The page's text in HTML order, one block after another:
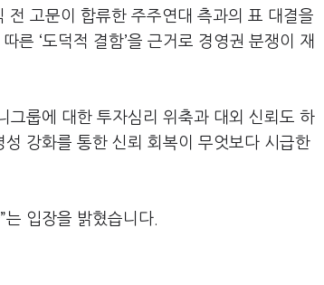
고문이 합류한 주주연대 측과의 표 대결을
른 ‘도덕적 결함’을 근거로 경영권 분쟁이 재
그룹에 대한 투자심리 위축과 대외 신뢰도 하
성 강화를 통한 신뢰 회복이 무엇보다 시급한
”는 입장을 밝혔습니다